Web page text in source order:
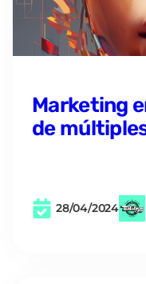
Marketing
de
28/04/2024